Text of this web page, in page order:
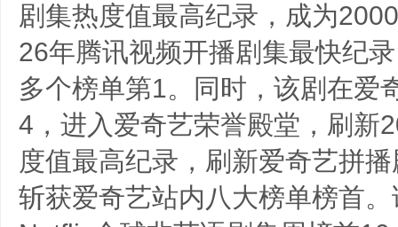
剧集热度值最高纪录，成为
26年腾讯视频开播剧集最快纪
多个榜单第1。同时，该剧在爱
4，进入爱奇艺荣誉殿堂，刷新
度值最高纪录，刷新爱奇艺拼
斩获爱奇艺站内八大榜单榜首